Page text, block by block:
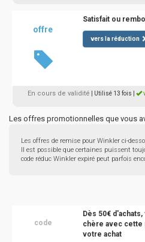
offre
Satisfait ou
vers la réduction
En cours de validité | Utilisé 13 fois
Les offres promotionnelles que vous
Les offres de remise pour Winkler ci-
Il est possible que certaines puissent
code réduc Winkler expiré peut parfois
code
Dès 50€
chère avec cette
votre achat